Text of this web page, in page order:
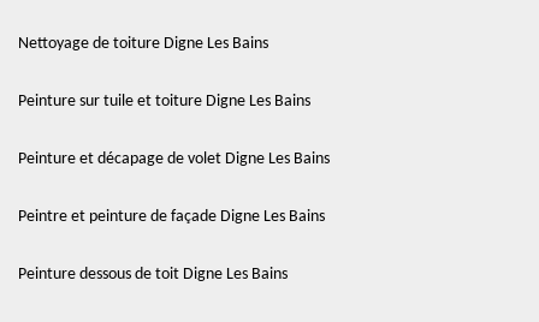
Nettoyage de toiture Digne Les Bains
Peinture sur tuile et toiture Digne Les Bains
Peinture et décapage de volet Digne Les Bains
Peintre et peinture de façade Digne Les Bains
Peinture dessous de toit Digne Les Bains